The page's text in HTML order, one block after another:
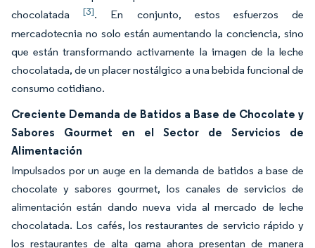
chocolatada[3]. En conjunto, estos esfuerzos de
mercadotecnia no solo están aumentando la conciencia, sino
que están transformando activamente la imagen de la leche
chocolatada, de un placer nostálgico a una bebida funcional de
consumo cotidiano.
Creciente Demanda de Batidos a Base de Chocolate y
Sabores Gourmet en el Sector de Servicios de
Alimentación
Impulsados por un auge en la demanda de batidos a base de
chocolate y sabores gourmet, los canales de servicios de
alimentación están dando nueva vida al mercado de leche
chocolatada. Los cafés, los restaurantes de servicio rápido y
los restaurantes de alta gama ahora presentan de manera